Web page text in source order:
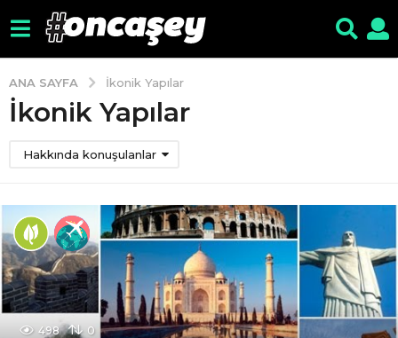
ANA SAYFA İkonik Yapılar
İkonik Yapılar
Hakkında konuşulanlar
498 0